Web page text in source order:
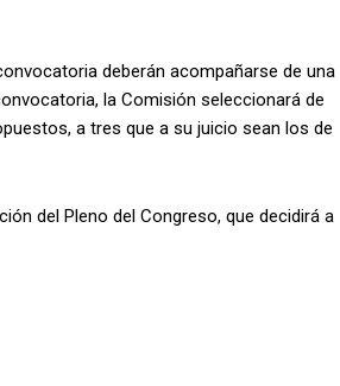
deberán acompañarse de una
la Comisión seleccionará de
a tres que a su juicio sean los de
del Pleno del Congreso, que decidirá a